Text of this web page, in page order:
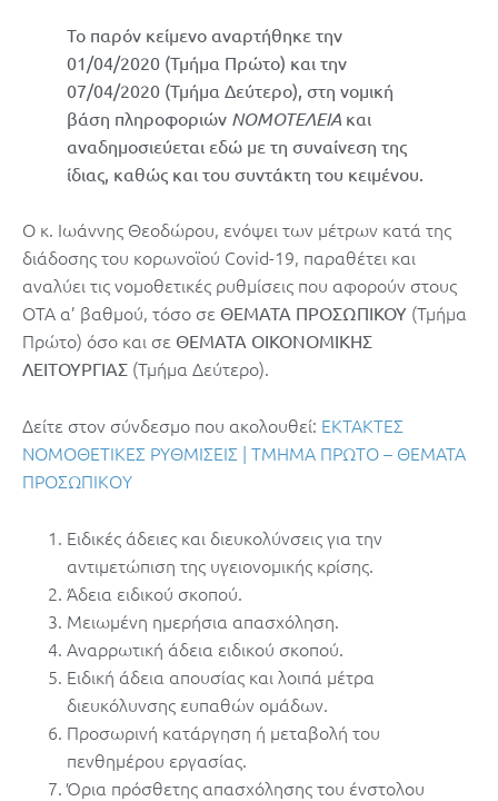
Το παρόν κείμενο αναρτήθηκε την
01/04/2020 (Τμήμα Πρώτο) και την
07/04/2020 (Τμήμα Δεύτερο), στη νομική
βάση πληροφοριών ΝΟΜΟΤΕΛΕΙΑ και
αναδημοσιεύεται εδώ με τη συναίνεση της
ίδιας, καθώς και του συντάκτη του κειμένου.
Ο κ. Ιωάννης Θεοδώρου, ενόψει των μέτρων κατά της
διάδοσης του κορωνοϊού Covid-19, παραθέτει και
αναλύει τις νομοθετικές ρυθμίσεις που αφορούν στους
ΟΤΑ α’ βαθμού, τόσο σε ΘΕΜΑΤΑ ΠΡΟΣΩΠΙΚΟΥ (Τμήμα
Πρώτο) όσο και σε ΘΕΜΑΤΑ ΟΙΚΟΝΟΜΙΚΗΣ
ΛΕΙΤΟΥΡΓΙΑΣ (Τμήμα Δεύτερο).
Δείτε στον σύνδεσμο που ακολουθεί: ΕΚΤΑΚΤΕΣ
ΝΟΜΟΘΕΤΙΚΕΣ ΡΥΘΜΙΣΕΙΣ | ΤΜΗΜΑ ΠΡΩΤΟ – ΘΕΜΑΤΑ
ΠΡΟΣΩΠΙΚΟΥ
Ειδικές άδειες και διευκολύνσεις για την
αντιμετώπιση της υγειονομικής κρίσης.
Άδεια ειδικού σκοπού.
Μειωμένη ημερήσια απασχόληση.
Αναρρωτική άδεια ειδικού σκοπού.
Ειδική άδεια απουσίας και λοιπά μέτρα
διευκόλυνσης ευπαθών ομάδων.
Προσωρινή κατάργηση ή μεταβολή του
πενθημέρου εργασίας.
Όρια πρόσθετης απασχόλησης του ένστολου